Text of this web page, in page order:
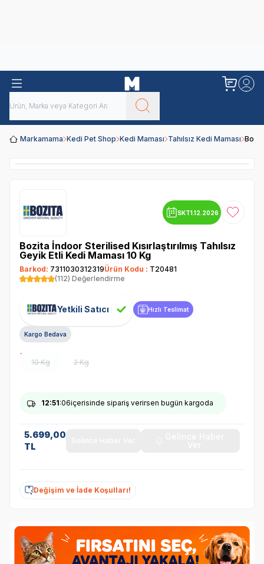
Markamama Kedi Pet Shop Kedi Maması Tahılsız Kedi Maması
SKT1.12.2026 Favoriye
Bozita İndoor Sterilised Kısırlaştırılmış Tahılsız
Geyik Etli Kedi Maması 10 Kg
Barkod: 7311030312319Ürün Kodu : T20481
(112) Değerlendirme
Yetkili Satıcı Hızlı Teslimat
Kargo Bedava
10 Kg 2 Kg
12:51:06içerisinde sipariş verirsen bugün kargoda
5.699,00
TL
Değişim ve İade Koşulları!